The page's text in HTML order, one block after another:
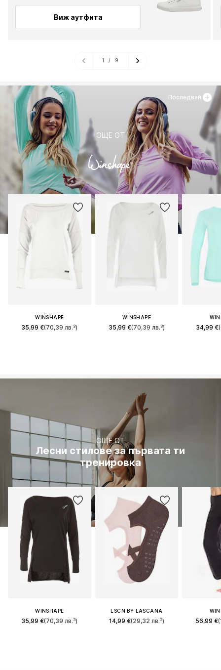
Виж аутфита
1 / 9
ОЩЕ ОТ
WINSHAPE
35,99 €(70,39 лв.³)
WINSHAPE
35,99 €(70,39 лв.³) 34,99 €
Последвай
ОЩЕ ОТ
Лесни стилове за първата ти
тренировка
WINSHAPE
35,99 €(70,39 лв.³)
LSCN BY LASCANA
14,99 €(29,32 лв.³) 56,99 €